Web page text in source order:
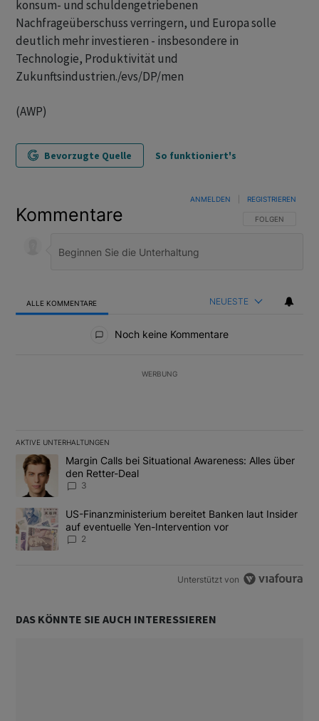
konsum- und schuldengetriebenen
Nachfrageüberschuss verringern, und Europa solle
deutlich mehr investieren - insbesondere in
Technologie, Produktivität und
Zukunftsindustrien./evs/DP/men
(AWP)
Bevorzugte Quelle So funktioniert's
Kommentare FOLGE DIESER
FOLGEN
ANMELDEN REGISTRIEREN
ALLE KOMMENTARE NEUESTE
Noch keine Kommentare
WERBUNG
AKTIVE UNTERHALTUNGEN
Das Folgende ist eine Liste der am meisten kommentierten
Ein Trendartikel mit dem Titel "Margin Calls bei Situational
Margin Calls bei Situational Awareness: Alles über
den Retter-Deal
3
Ein Trendartikel mit dem Titel "US-Finanzministerium bereitet
US-Finanzministerium bereitet Banken laut Insider
auf eventuelle Yen-Intervention vor
2
Unterstützt von
DAS KÖNNTE SIE AUCH INTERESSIEREN